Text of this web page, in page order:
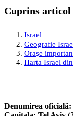
Cuprins articol
Israel
Geografie
Oraşe
Harta Israel
Denumirea